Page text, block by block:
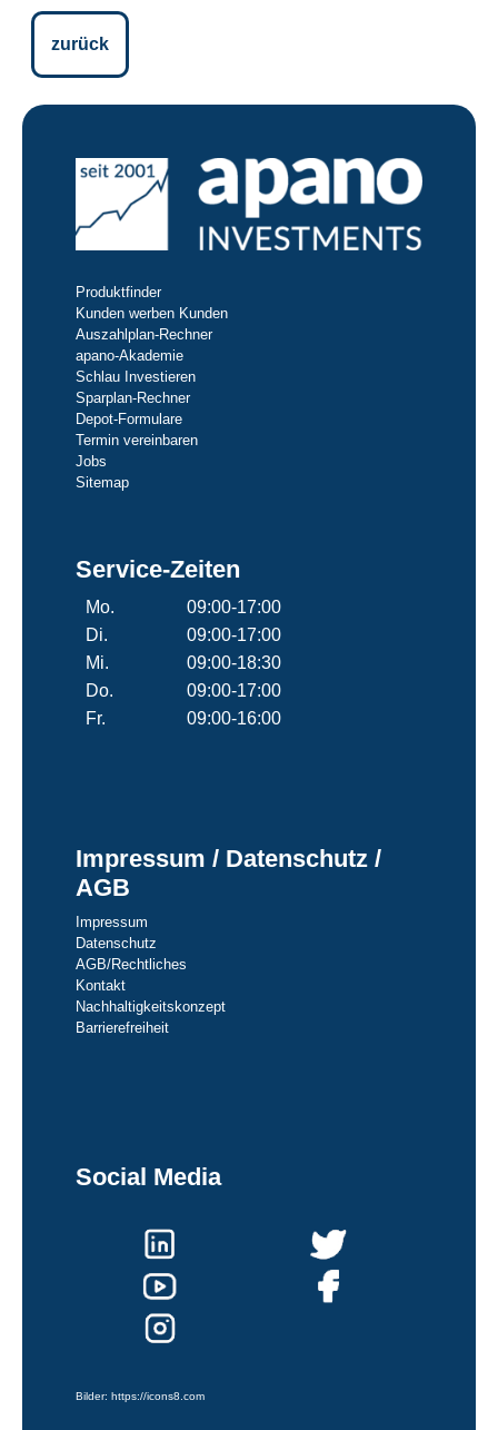
zurück
Produktfinder
Kunden werben Kunden
Auszahlplan-Rechner
apano-Akademie
Schlau Investieren
Sparplan-Rechner
Depot-Formulare
Termin vereinbaren
Jobs
Sitemap
Service-Zeiten
Mo.
09:00-17:00
Di.
09:00-17:00
Mi.
09:00-18:30
Do.
09:00-17:00
Fr.
09:00-16:00
Impressum / Datenschutz /
AGB
Impressum
Datenschutz
AGB/Rechtliches
Kontakt
Nachhaltigkeitskonzept
Barrierefreiheit
Social Media
Bilder: https://icons8.com